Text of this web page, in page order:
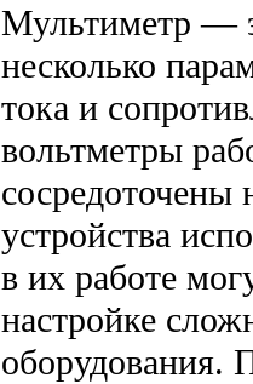
Мультиметр —
несколько
тока и
вольтметры
сосредоточены
устройства
в их работе
настройке
оборудования.